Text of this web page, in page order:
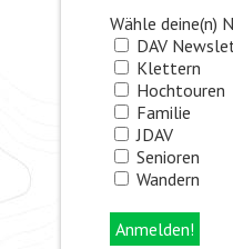
Wähle deine(n)
DAV
Klettern
Hochtouren
Familie
JDAV
Senioren
Wandern